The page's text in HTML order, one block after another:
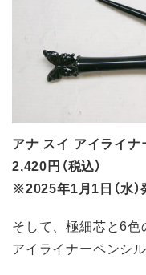
アナ スイ アイライ
2,420円（税込）
※2025年1月1日（水）
そして、極細芯と6
アイライナーペンシル